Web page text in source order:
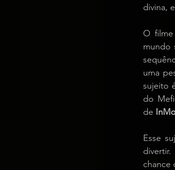
divina,
O
mundo
uma
sujeito
do
de
Esse
chance